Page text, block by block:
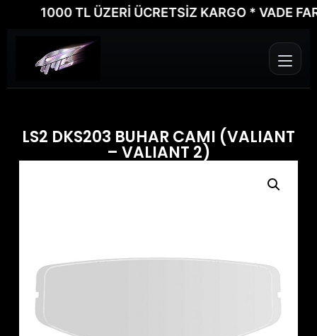
1000 TL ÜZERİ ÜCRETSİZ KARGO * VADE
LS2 DKS203 BUHAR CAMI (VALIANT
– VALIANT 2)